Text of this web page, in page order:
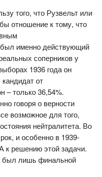
того, что Рузвельт или
отношение к тому, что
был именно действующий
соперников у
1936 года он
от
– только 36,54%.
говоря о верности
возможное для того,
нейтралитета. Во
и особенно в 1939-
к решению этой задачи.
был лишь финальной